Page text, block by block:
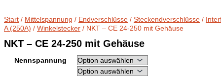
Start / Mittelspannung / Endverschlüsse / Steckendverschlüsse /
A (250A) / Winkelstecker / NKT – CE 24-250 mit Gehäuse
NKT – CE 24-250 mit Gehäuse
Nennspannung